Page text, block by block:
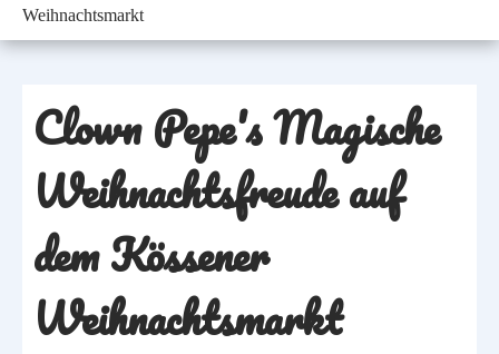
Weihnachtsmarkt
Clown Pepe's Magische
Weihnachtsfreude auf
dem Kössener
Weihnachtsmarkt